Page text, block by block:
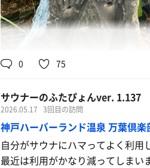
0 75
サウナーのふたぴょんver. 1.137
2026.05.17 3回目の訪問
神戸ハーバーランド温泉 万葉倶楽
自分がサウナにハマってよく利用
最近は利用がかなり減ってしまい